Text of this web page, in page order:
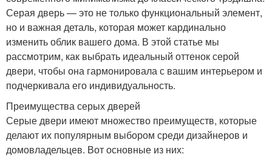
Двери для интерьера
Двери в классическом
интерьере
Деревянные двери Двери с пвх-плёнкой
Серая дверь — это не только функциональный элемент,
но и важная деталь, которая может кардинально
изменить облик вашего дома. В этой статье мы
рассмотрим, как выбрать идеальный оттенок серой
двери, чтобы она гармонировала с вашим интерьером и
подчеркивала его индивидуальность.
Преимущества серых дверей
Серые двери имеют множество преимуществ, которые
делают их популярным выбором среди дизайнеров и
домовладельцев. Вот основные из них: